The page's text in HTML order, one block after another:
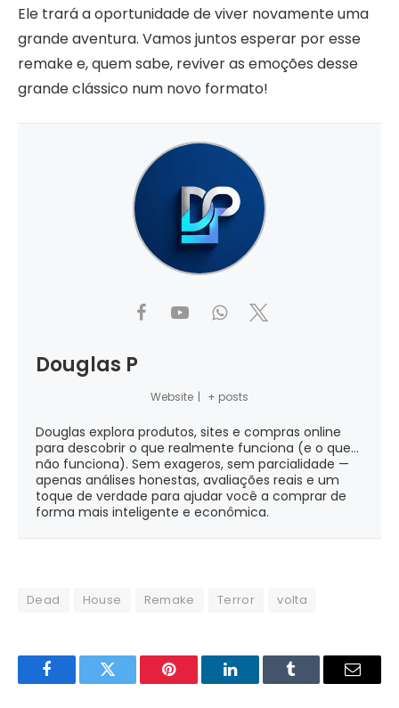
Ele trará a oportunidade de viver novamente uma
grande aventura. Vamos juntos esperar por esse
remake e, quem sabe, reviver as emoções desse
grande clássico num novo formato!
Douglas P
Website | + posts
Douglas explora produtos, sites e compras online
para descobrir o que realmente funciona (e o que...
não funciona). Sem exageros, sem parcialidade —
apenas análises honestas, avaliações reais e um
toque de verdade para ajudar você a comprar de
forma mais inteligente e econômica.
Dead House Remake Terror volta
FacebookTwitter Pinterest LinkedInTumblr Email